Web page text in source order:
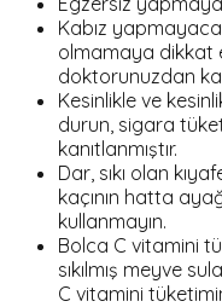
Kabız
olmamaya dikkat
doktorunuzdan
Kesinlikle ve
durun, sigara
kanıtlanmıştır.
Dar, sıkı olan
kaçının hatta
kullanmayın.
Bolca C vitamini
sıkılmış meyve
C vitamini